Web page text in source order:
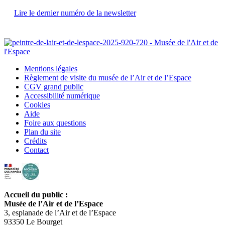
Lire le dernier numéro de la newsletter
Mentions légales
Règlement de visite du musée de l’Air et de l’Espace
CGV grand public
Accessibilité numérique
Cookies
Aide
Foire aux questions
Plan du site
Crédits
Contact
Accueil du public :
Musée de l’Air et de l’Espace
3, esplanade de l’Air et de l’Espace
93350 Le Bourget